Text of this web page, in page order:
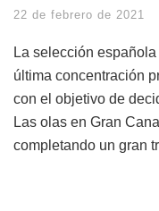
22 de febrero de 2021
La selección
última concentración
con el objetivo de
Las olas en Gran
completando un gran